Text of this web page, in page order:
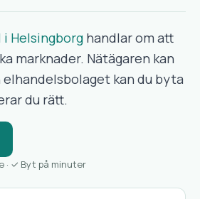
Helsingborg handlar om att
marknader. Nätägaren kan
elhandelsbolaget kan du byta
du rätt.
· ✓ Byt på minuter